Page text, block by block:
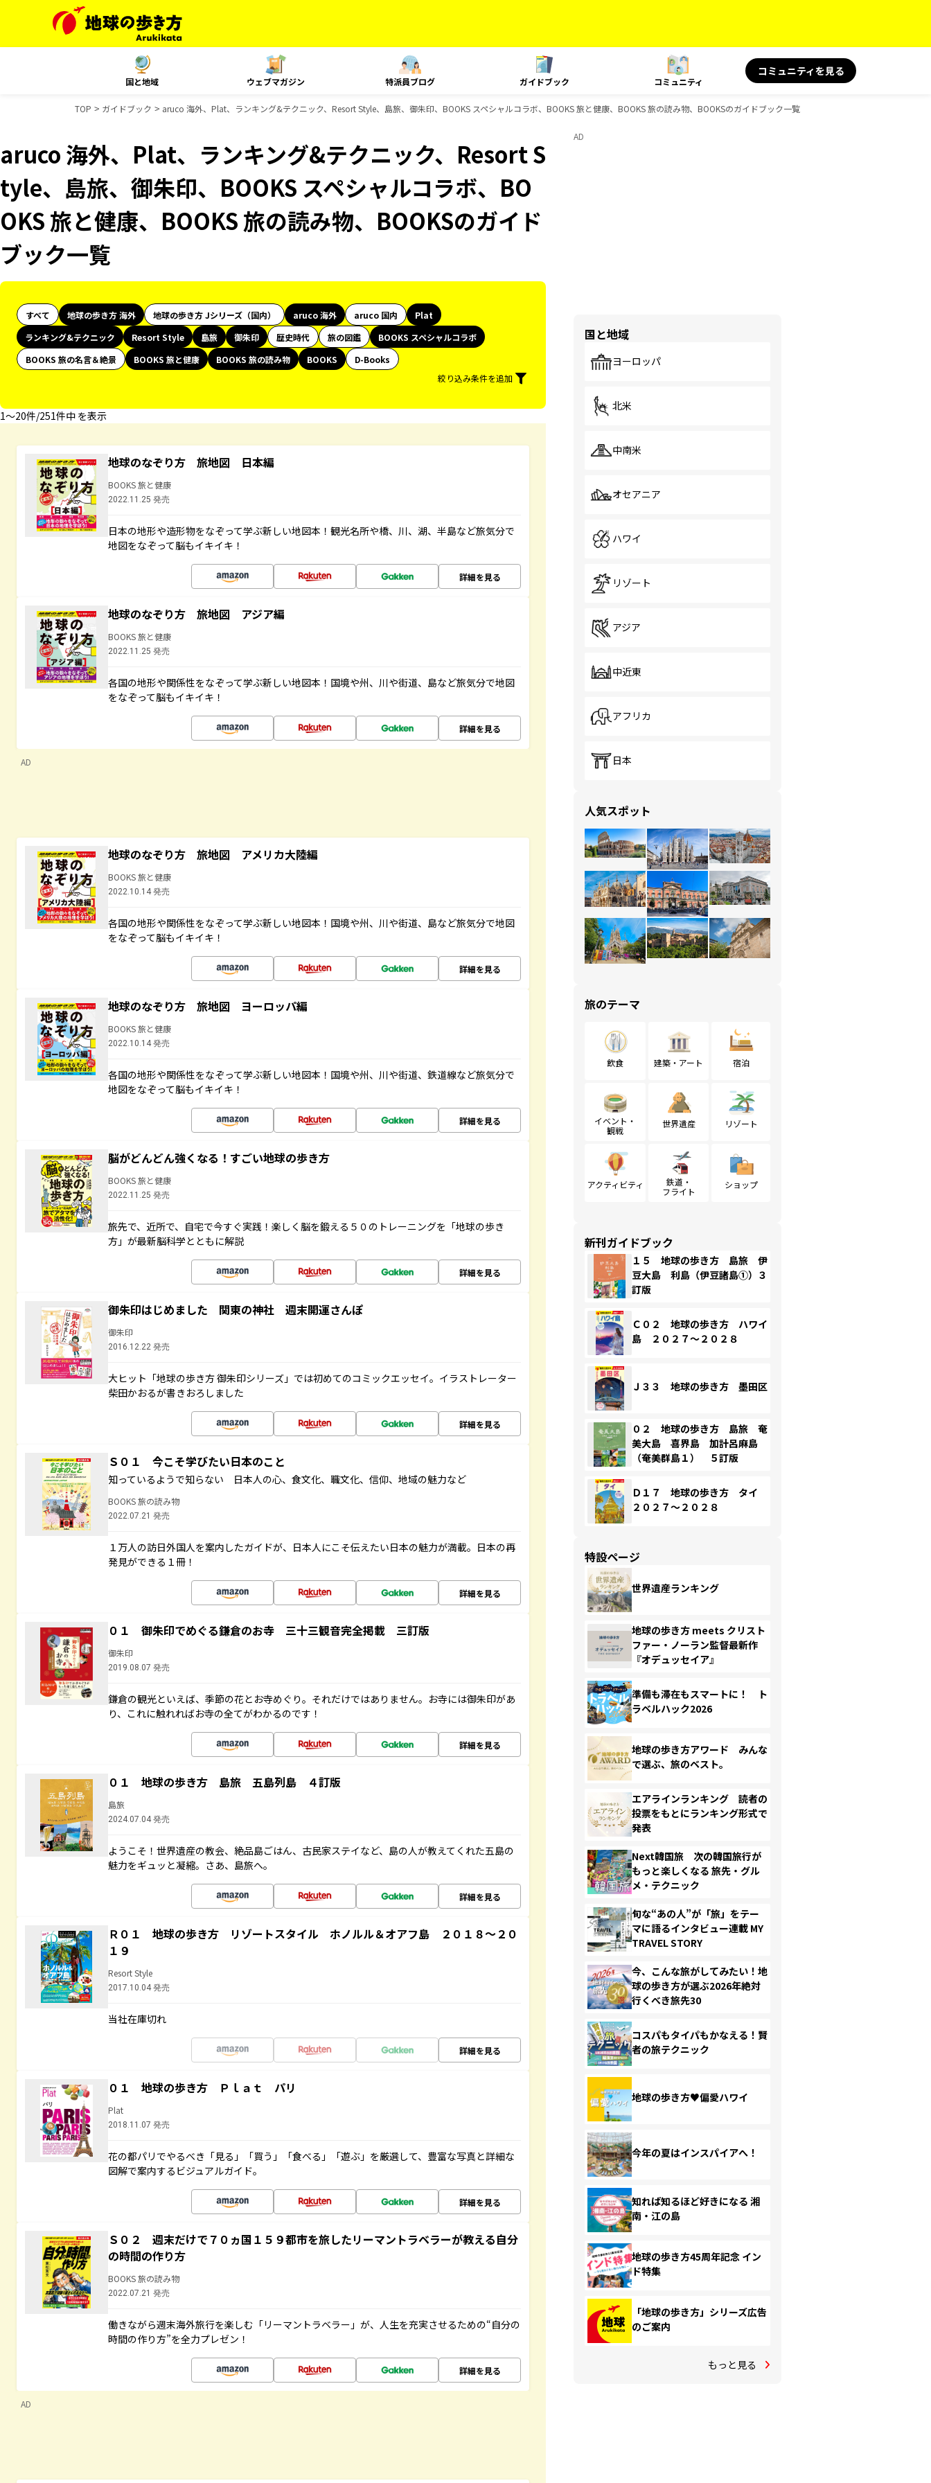
国と地域 ウェブマガジン 特派員ブログ ガイドブック コミュニティ
コミュニティを見る
TOP ガイドブック aruco 海外、Plat、ランキング&テクニック、Resort Style、島旅、御朱印、BOOKS スペシャルコラボ、BOOKS 旅と健康、BOOKS 旅の読み物、BOOKSのガイドブック一覧
aruco 海外、Plat、ランキング&テクニック、Resort S
tyle、島旅、御朱印、BOOKS スペシャルコラボ、BO
OKS 旅と健康、BOOKS 旅の読み物、BOOKSのガイド
ブック一覧
すべて 地球の歩き方 海外 地球の歩き方 Jシリーズ（国内） aruco 海外 aruco 国内
Plat
ランキング&テクニック
Resort Style 島旅 御朱印 歴史時代 旅の図鑑
BOOKS スペシャルコラボ
BOOKS 旅の名言＆絶景
BOOKS 旅と健康 BOOKS 旅の読み物 BOOKS
D-Books
絞り込み条件を追加
1〜20件/251件中 を表示
地球のなぞり方 旅地図 日本編
BOOKS 旅と健康
2022.11.25 発売
日本の地形や造形物をなぞって学ぶ新しい地図本！観光名所や橋、川、湖、半島など旅気分で
地図をなぞって脳もイキイキ！
詳細を見る
地球のなぞり方 旅地図 アジア編
BOOKS 旅と健康
2022.11.25 発売
各国の地形や関係性をなぞって学ぶ新しい地図本！国境や州、川や街道、島など旅気分で地図
をなぞって脳もイキイキ！
詳細を見る
AD
地球のなぞり方 旅地図 アメリカ大陸編
BOOKS 旅と健康
2022.10.14 発売
各国の地形や関係性をなぞって学ぶ新しい地図本！国境や州、川や街道、島など旅気分で地図
をなぞって脳もイキイキ！
詳細を見る
地球のなぞり方 旅地図 ヨーロッパ編
BOOKS 旅と健康
2022.10.14 発売
各国の地形や関係性をなぞって学ぶ新しい地図本！国境や州、川や街道、鉄道線など旅気分で
地図をなぞって脳もイキイキ！
詳細を見る
脳がどんどん強くなる！すごい地球の歩き方
BOOKS 旅と健康
2022.11.25 発売
旅先で、近所で、自宅で今すぐ実践！楽しく脳を鍛える５０のトレーニングを「地球の歩き
方」が最新脳科学とともに解説
詳細を見る
御朱印はじめました 関東の神社 週末開運さんぽ
御朱印
2016.12.22 発売
大ヒット「地球の歩き方 御朱印シリーズ」では初めてのコミックエッセイ。イラストレーター
柴田かおるが書きおろしました
詳細を見る
Ｓ０１ 今こそ学びたい日本のこと
知っているようで知らない 日本人の心、食文化、職文化、信仰、地域の魅力など
BOOKS 旅の読み物
2022.07.21 発売
１万人の訪日外国人を案内したガイドが、日本人にこそ伝えたい日本の魅力が満載。日本の再
発見ができる１冊！
詳細を見る
０１ 御朱印でめぐる鎌倉のお寺 三十三観音完全掲載 三訂版
御朱印
2019.08.07 発売
鎌倉の観光といえば、季節の花とお寺めぐり。それだけではありません。お寺には御朱印があ
り、これに触れればお寺の全てがわかるのです！
詳細を見る
０１ 地球の歩き方 島旅 五島列島 ４訂版
島旅
2024.07.04 発売
ようこそ！世界遺産の教会、絶品島ごはん、古民家ステイなど、島の人が教えてくれた五島の
魅力をギュッと凝縮。さあ、島旅へ。
詳細を見る
Ｒ０１ 地球の歩き方 リゾートスタイル ホノルル＆オアフ島 ２０１８～２０
１９
Resort Style
2017.10.04 発売
当社在庫切れ
詳細を見る
０１ 地球の歩き方 Ｐｌａｔ パリ
Plat
2018.11.07 発売
花の都パリでやるべき「見る」「買う」「食べる」「遊ぶ」を厳選して、豊富な写真と詳細な
図解で案内するビジュアルガイド。
詳細を見る
Ｓ０２ 週末だけで７０ヵ国１５９都市を旅したリーマントラベラーが教える自分
の時間の作り方
BOOKS 旅の読み物
2022.07.21 発売
働きながら週末海外旅行を楽しむ「リーマントラベラー」が、人生を充実させるための“自分の
時間の作り方”を全力プレゼン！
詳細を見る
AD
AD
国と地域
ヨーロッパ
北米
中南米
オセアニア
ハワイ
リゾート
アジア
中近東
アフリカ
日本
人気スポット
旅のテーマ
飲食 建築・アート 宿泊
イベント・
観戦
世界遺産 リゾート
アクティビティ
鉄道・
フライト
ショップ
新刊ガイドブック
１５ 地球の歩き方 島旅 伊
豆大島 利島（伊豆諸島①）３
訂版
Ｃ０２ 地球の歩き方 ハワイ
島 ２０２７～２０２８
Ｊ３３ 地球の歩き方 墨田区
０２ 地球の歩き方 島旅 奄
美大島 喜界島 加計呂麻島
（奄美群島１） ５訂版
Ｄ１７ 地球の歩き方 タイ
２０２７～２０２８
特設ページ
世界遺産ランキング
地球の歩き方 meets クリスト
ファー・ノーラン監督最新作
『オデュッセイア』
準備も滞在もスマートに！ ト
ラベルハック2026
地球の歩き方アワード みんな
で選ぶ、旅のベスト。
エアラインランキング 読者の
投票をもとにランキング形式で
発表
Next韓国旅 次の韓国旅行が
もっと楽しくなる 旅先・グル
メ・テクニック
旬な“あの人”が「旅」をテー
マに語るインタビュー連載 MY
TRAVEL STORY
今、こんな旅がしてみたい！地
球の歩き方が選ぶ2026年絶対
行くべき旅先30
コスパもタイパもかなえる！賢
者の旅テクニック
地球の歩き方♥偏愛ハワイ
今年の夏はインスパイアへ！
知れば知るほど好きになる 湘
南・江の島
地球の歩き方45周年記念 イン
ド特集
「地球の歩き方」シリーズ広告
のご案内
もっと見る